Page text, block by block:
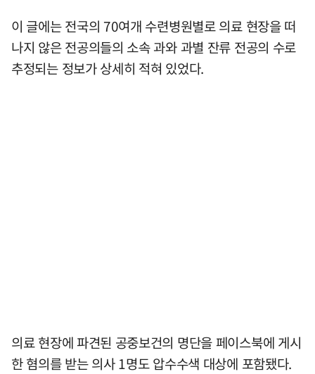
이 글에는 전국의 70여개 수련병원별로 의료 현장을 떠
나지 않은 전공의들의 소속 과와 과별 잔류 전공의 수로
추정되는 정보가 상세히 적혀 있었다.
의료 현장에 파견된 공중보건의 명단을 페이스북에 게시
한 혐의를 받는 의사 1명도 압수수색 대상에 포함됐다.